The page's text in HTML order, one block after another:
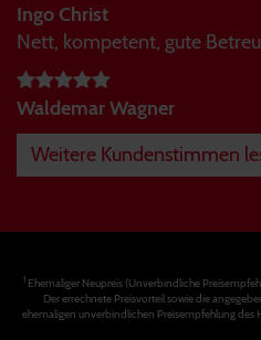
Ingo Christ
Nett, kompetent, gute
Waldemar Wagner
Weitere Kundenstimmen
1Ehemaliger Neupreis (Unverbindliche
Der errechnete Preisvorteil sowie die
ehemaligen unverbindlichen Preisempfehlung des